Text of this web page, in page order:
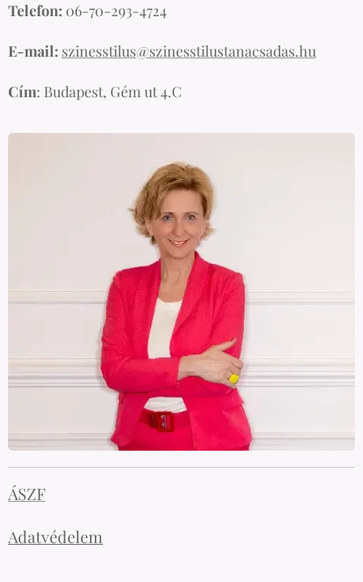
Telefon: 06-70-293-4724
E-mail: szinesstilus@szinesstilustanacsadas.hu
Cím: Budapest, Gém ut 4.C
ÁSZF
Adatvédelem